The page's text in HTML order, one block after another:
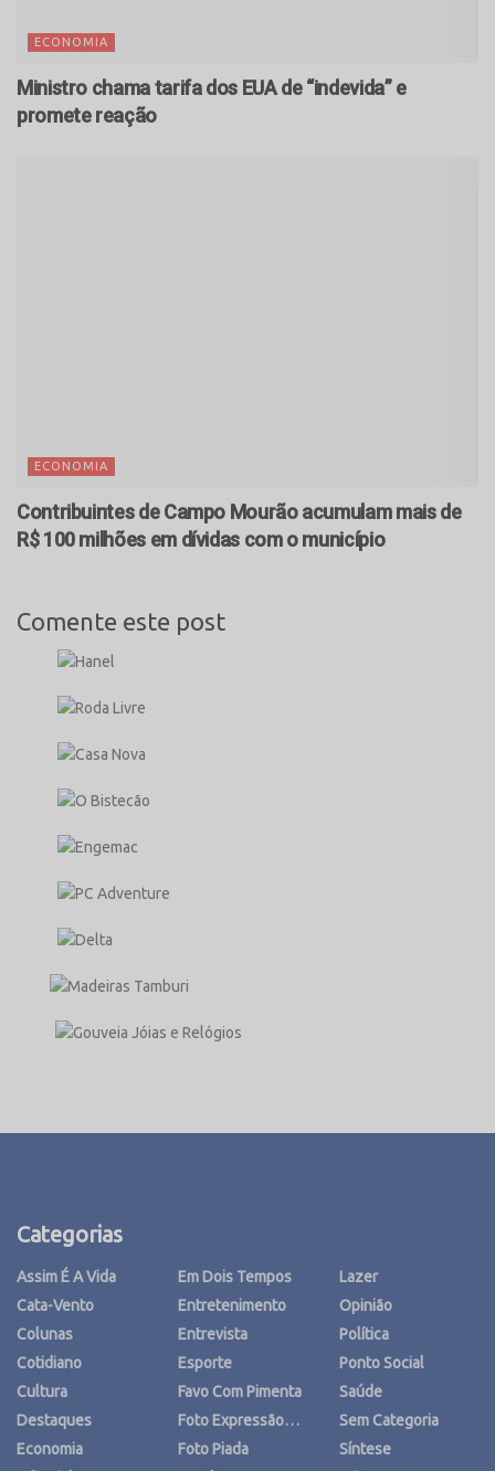
ECONOMIA
Ministro chama tarifa dos EUA de “indevida” e
promete reação
ECONOMIA
Contribuintes de Campo Mourão acumulam mais de
R$ 100 milhões em dívidas com o município
Comente este post
Categorias
Assim É A Vida
Cata-Vento
Colunas
Cotidiano
Cultura
Destaques
Economia
Em Dois Tempos
Entretenimento
Entrevista
Esporte
Favo Com Pimenta
Foto Expressão…
Foto Piada
Lazer
Opinião
Política
Ponto Social
Saúde
Sem Categoria
Síntese